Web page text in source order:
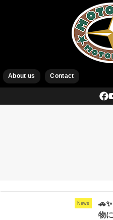
About us Contact
News
物